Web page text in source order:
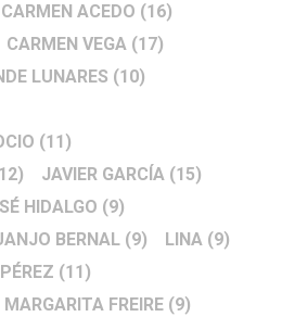
CARMEN ACEDO (16)
CARMEN VEGA (17)
LUNARES (10)
(11)
JAVIER GARCÍA (15)
HIDALGO (9)
BERNAL (9) LINA (9)
(11)
MARGARITA FREIRE (9)